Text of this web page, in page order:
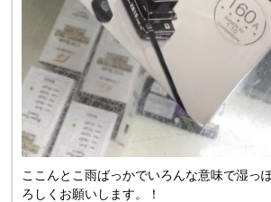
ここんとこ雨ばっかでいろんな意味で湿っ
ろしくお願いします。！